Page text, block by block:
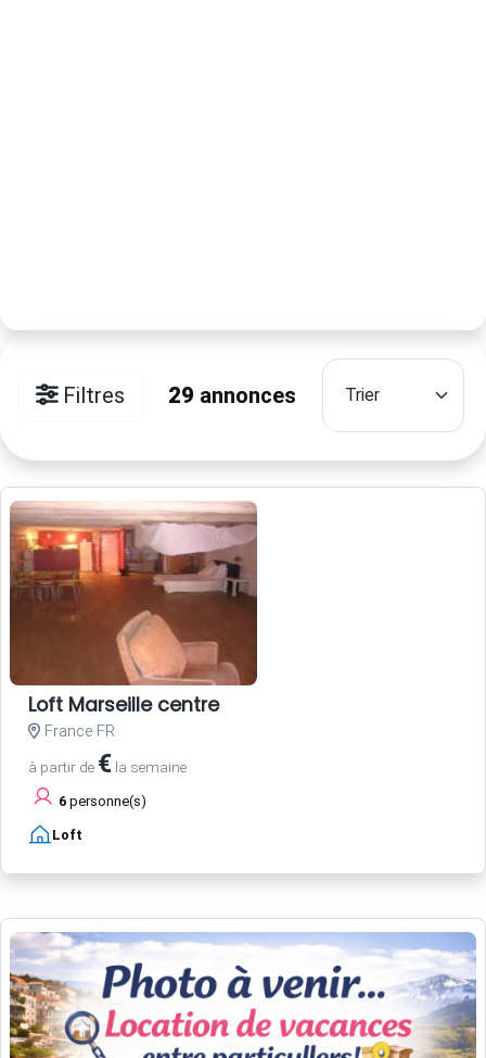
Filtres 29 annonces
Loft Marseille centre
France FR
à partir de € la semaine
6 personne(s)
Loft